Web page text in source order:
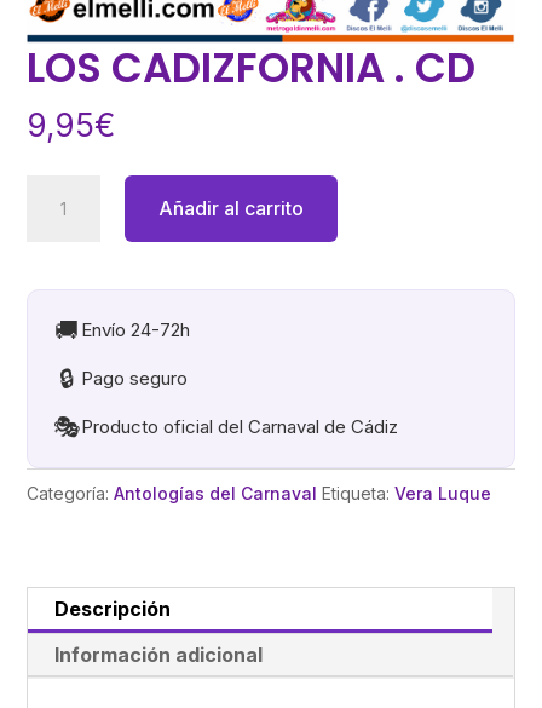
LOS CADIZFORNIA . CD
9,95€
CADIZFORNIA
CD
cantidad
Añadir al carrito
🚚 Envío 24-72h
🔒 Pago seguro
🎭Producto oficial del Carnaval de Cádiz
Categoría:Antologías del Carnaval Etiqueta:Vera Luque
Descripción
Información adicional